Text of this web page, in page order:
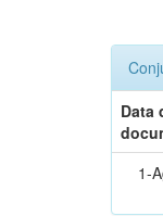
Data
1-